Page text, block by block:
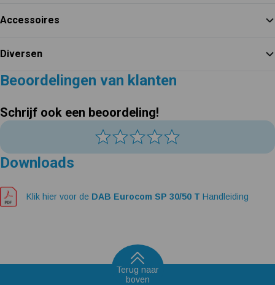
Accessoires
Diversen
Beoordelingen van klanten
Schrijf ook een beoordeling!
Downloads
Klik hier voor de DAB Eurocom SP 30/50 T Handleiding
Terug naar
boven